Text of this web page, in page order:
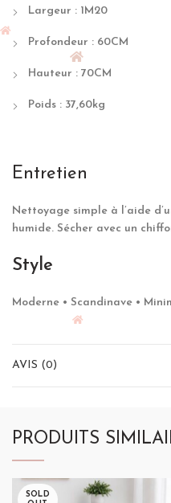
Largeur : 1M20
Profondeur : 60CM
Hauteur : 70CM
Poids : 37,60kg
Entretien
Nettoyage simple à l’aide
humide. Sécher avec un
Style
Moderne • Scandinave •
AVIS (0)
PRODUITS
SOLD